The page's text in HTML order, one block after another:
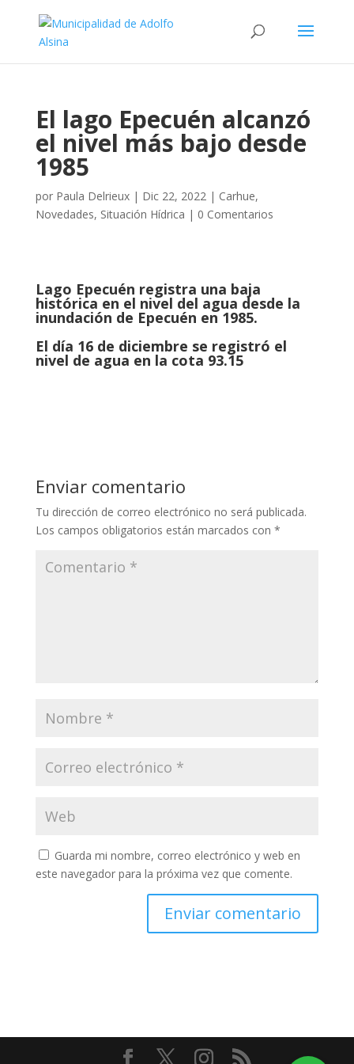
El lago Epecuén alcanzó
el nivel más bajo desde
1985
por Paula Delrieux| Dic 22, 2022| Carhue,
Novedades, Situación Hídrica | 0 Comentarios
Lago Epecuén registra una baja
histórica en el nivel del agua desde la
inundación de Epecuén en 1985.
El día 16 de diciembre se registró el
nivel de agua en la cota 93.15
Enviar comentario
Tu dirección de correo electrónico no será publicada.
Los campos obligatorios están marcados con *
Guarda mi nombre, correo electrónico y web en
este navegador para la próxima vez que comente.